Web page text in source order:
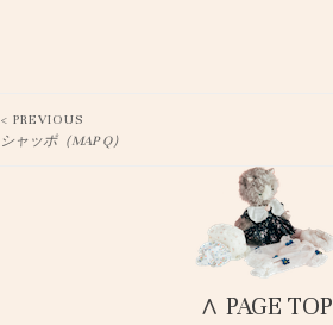
Post
< PREVIOUS
シャッポ（MAP Q）
∧ PAGE TOP